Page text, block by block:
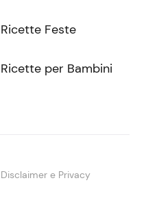
Ricette Feste
Ricette per Bambini
Disclaimer e Privacy